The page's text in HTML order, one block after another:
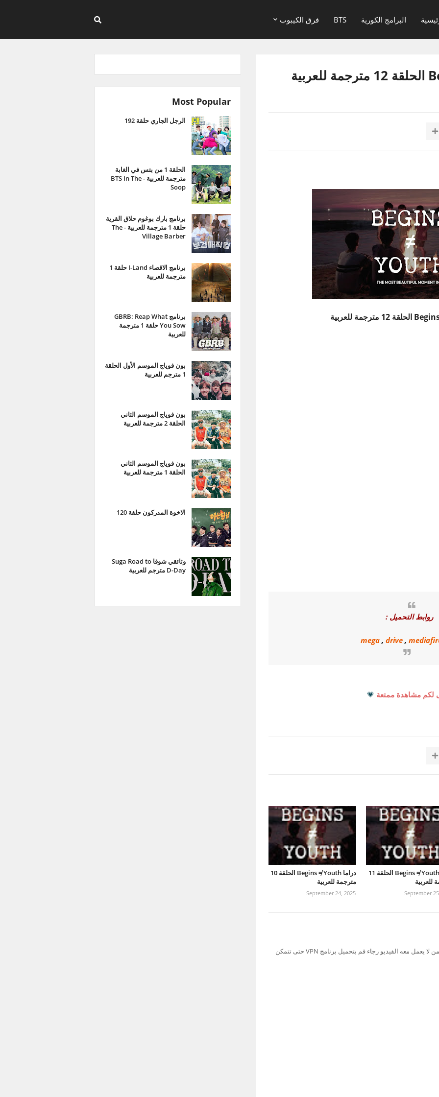
البرامج الكورية BTS فرق الكيبوب
روابط التحميل :
mega , drive ,
لكم مشاهدة ممتعة 💗
دراما Begins ≠ Youth الحلقة 11
للعربية
September
دراما Begins ≠ Youth الحلقة 10
مترجمة للعربية
September 24, 2025
تم حظر سيرفر Ok.ru في السعودية لذلك من لا يعمل معه الفيديو رجاء قم بتحميل برنامج VPN حتى تتمكن
Most Popular
الرجل الجاري حلقة 192
الحلقة 1 من بتس في الغابة
مترجمة للعربية - BTS In The
Soop
برنامج بارك بوغوم حلاق القرية
حلقة 1 مترجمة للعربية - The
Village Barber
برنامج الاقصاء I-Land حلقة 1
مترجمة للعربية
برنامج GBRB: Reap What
You Sow حلقة 1 مترجمة
للعربية
بون فوياج الموسم الأول الحلقة
1 مترجم للعربية
بون فوياج الموسم الثاني
الحلقة 2 مترجمة للعربية
بون فوياج الموسم الثاني
الحلقة 1 مترجمة للعربية
الاخوة المدركون حلقة 120
وثائقي شوقا Suga Road to
D-Day مترجم للعربية